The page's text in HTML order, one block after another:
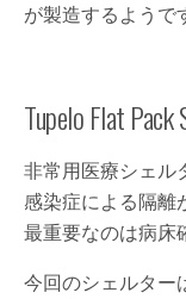
が製造するようで
Tupelo Flat
非常用医療シェル
感染症による隔離
最重要なのは病床
今回のシェルター